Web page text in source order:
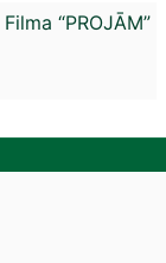
Filma “PROJĀM”